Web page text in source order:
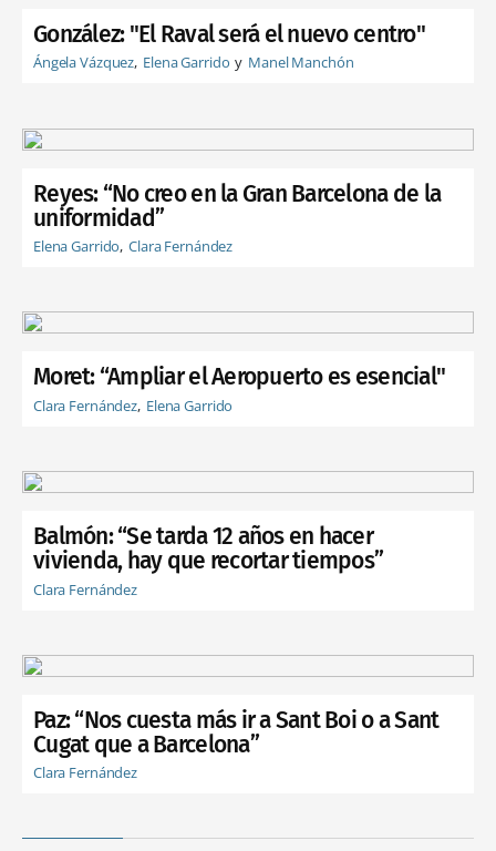
González: "El Raval será el nuevo centro"
Ángela Vázquez Elena Garrido Manel Manchón
Reyes: “No creo en la Gran Barcelona de la
uniformidad”
Elena Garrido Clara Fernández
Moret: “Ampliar el Aeropuerto es esencial"
Clara Fernández Elena Garrido
Balmón: “Se tarda 12 años en hacer
vivienda, hay que recortar tiempos”
Clara Fernández
Paz: “Nos cuesta más ir a Sant Boi o a Sant
Cugat que a Barcelona”
Clara Fernández